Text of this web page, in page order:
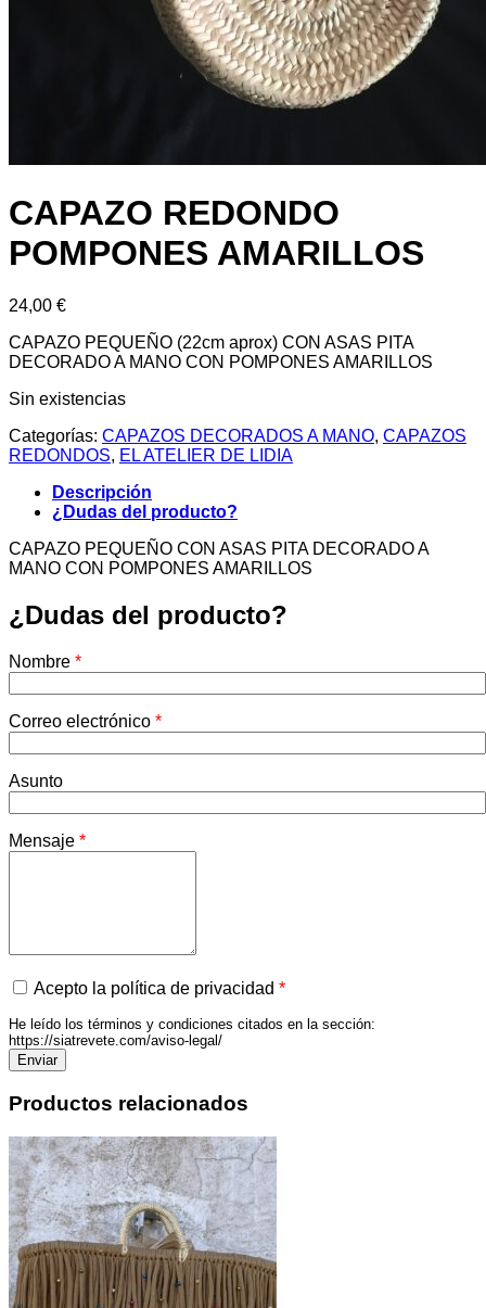
CAPAZO REDONDO
POMPONES AMARILLOS
24,00 €
CAPAZO PEQUEÑO (22cm aprox) CON ASAS PITA
DECORADO A MANO CON POMPONES AMARILLOS
Sin existencias
Categorías: CAPAZOS DECORADOS A MANO, CAPAZOS
REDONDOS, EL ATELIER DE LIDIA
Descripción
¿Dudas del producto?
CAPAZO PEQUEÑO CON ASAS PITA DECORADO A
MANO CON POMPONES AMARILLOS
¿Dudas del producto?
Nombre *
Correo electrónico *
Asunto
Mensaje *
Acepto la política de privacidad *
He leído los términos y condiciones citados en la sección:
https://siatrevete.com/aviso-legal/
Productos relacionados